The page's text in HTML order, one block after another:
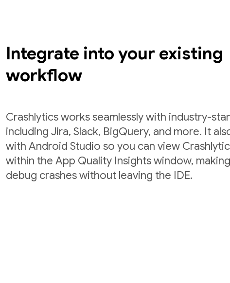
Integrate into your existing
workflow
Crashlytics works seamlessly with industry-
including Jira, Slack, BigQuery, and more. It
with Android Studio so you can view
within the App Quality Insights window,
debug crashes without leaving the IDE.